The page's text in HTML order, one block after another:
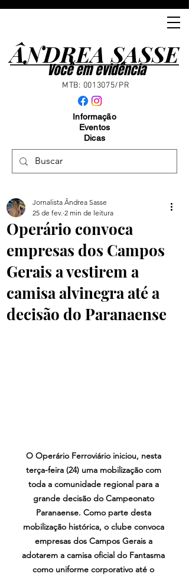
ÂNDREA SASSE
ÂNDREA SASSE
Você em evidência
MTB: 0013075/PR
Informação
Eventos
Dicas
Operário convoca
empresas dos Campos
Gerais a vestirem a
camisa alvinegra até a
decisão do Paranaense
Jornalista Ândrea Sasse
25 de fev. 2 min de leitura
O Operário Ferroviário iniciou, nesta
terça-feira (24) uma mobilização com
toda a comunidade regional para a
grande decisão do Campeonato
Paranaense. Como parte desta
mobilização histórica, o clube convoca
empresas dos Campos Gerais a
adotarem a camisa oficial do Fantasma
como uniforme corporativo até o